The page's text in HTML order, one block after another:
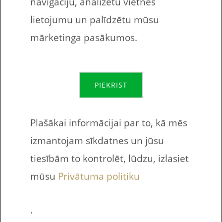
Darba lapā esošo Figūru nosaukumu,
vārdu krājums.
Oval
Rectangle
Kvadrāts
Square
Līnija
Line
lietojumu un palīdzētu mūsu
mārketinga pasākumos.
PIEKRIST
Plašākai informācijai par to, kā mēs
izmantojam sīkdatnes un jūsu
tiesībām to kontrolēt, lūdzu, izlasiet
mūsu Privātuma politiku
.